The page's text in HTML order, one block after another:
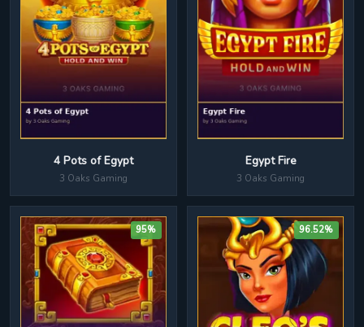
4 Pots of Egypt
3 Oaks Gaming
Egypt Fire
3 Oaks Gaming
95% 96.52%